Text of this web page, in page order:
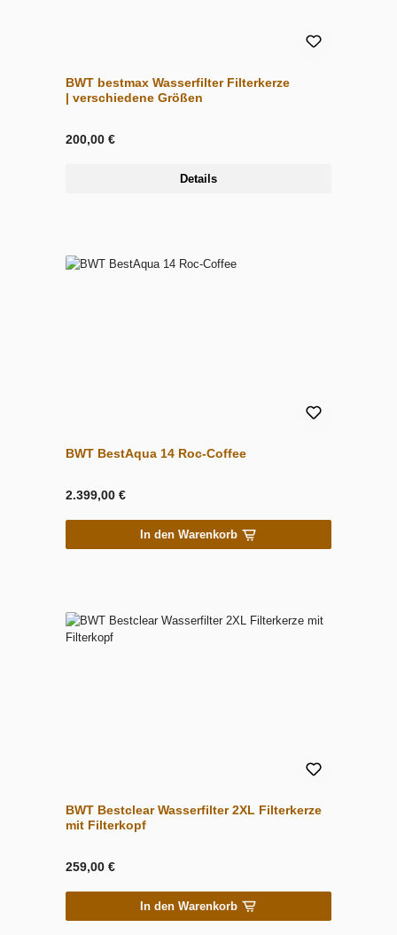
BWT bestmax Wasserfilter Filterkerze
| verschiedene Größen
200,00 €
Details
BWT BestAqua 14 Roc-Coffee
2.399,00 €
In den Warenkorb
BWT Bestclear Wasserfilter 2XL Filterkerze
mit Filterkopf
259,00 €
In den Warenkorb